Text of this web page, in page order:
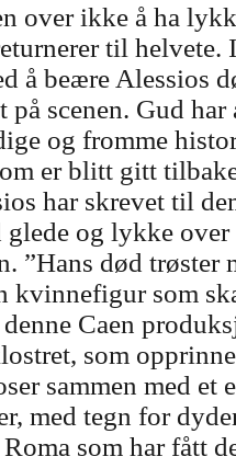
over ikke å ha
til helvete.
å beære Alessios
på scenen. Gud har
og fromme
er blitt gitt
har skrevet til
og lykke over
”Hans død trøster
kvinnefigur som
Caen
som
sammen med et
med tegn for
som har fått